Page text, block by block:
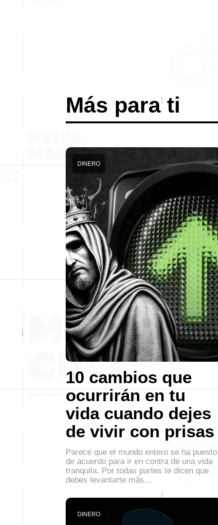
Más para ti
10 cambios que
ocurrirán en tu
vida cuando dejes
de vivir con prisas
DINERO
Parece que el mundo entero se ha puesto
de acuerdo para ir en contra de una vida
tranquila. Por todas partes te dicen que
debes levantarte más…
DINERO